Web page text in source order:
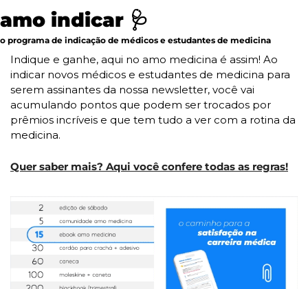
amo indicar 🩺
o programa de indicação de médicos e estudantes de medicina
Indique e ganhe, aqui no amo medicina é assim! Ao
indicar novos médicos e estudantes de medicina para
serem assinantes da nossa newsletter, você vai
acumulando pontos que podem ser trocados por
prêmios incríveis e que tem tudo a ver com a rotina da
medicina.
Quer saber mais? Aqui você confere todas as regras!